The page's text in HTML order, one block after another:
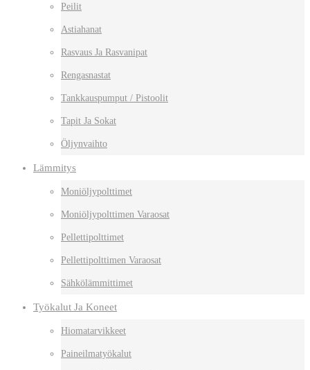
Peilit
Astiahanat
Rasvaus Ja Rasvanipat
Rengasnastat
Tankkauspumput / Pistoolit
Tapit Ja Sokat
Öljynvaihto
Lämmitys
Moniöljypolttimet
Moniöljypolttimen Varaosat
Pellettipolttimet
Pellettipolttimen Varaosat
Sähkölämmittimet
Työkalut Ja Koneet
Hiomatarvikkeet
Paineilmatyökalut